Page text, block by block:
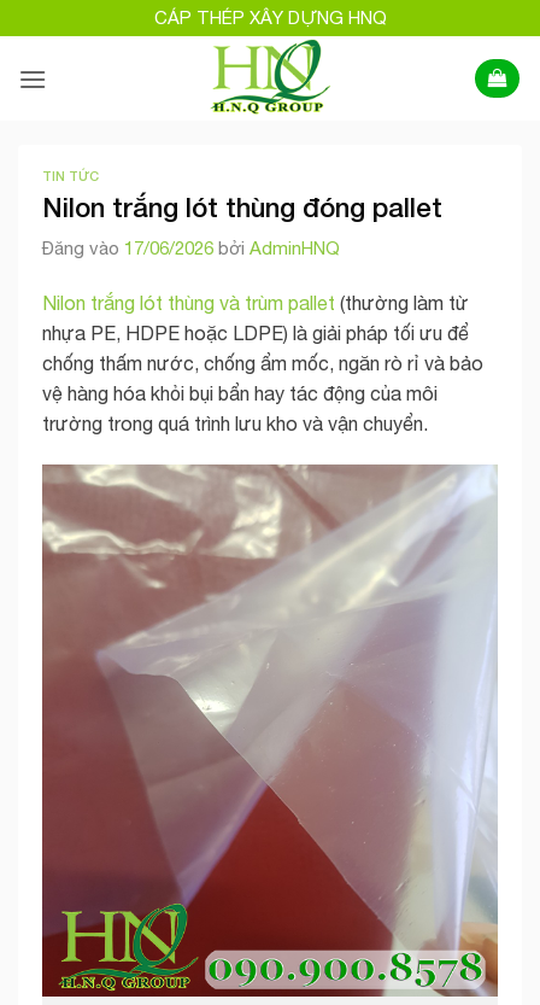
qua
nội
CÁP THÉP XÂY DỰNG HNQ
TIN TỨC
Nilon trắng lót thùng đóng pallet
Đăng vào 17/06/2026 bởi AdminHNQ
Nilon trắng lót thùng và trùm pallet (thường làm từ
nhựa PE, HDPE hoặc LDPE) là giải pháp tối ưu để
chống thấm nước, chống ẩm mốc, ngăn rò rỉ và bảo
vệ hàng hóa khỏi bụi bẩn hay tác động của môi
trường trong quá trình lưu kho và vận chuyển.